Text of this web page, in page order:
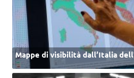
Mappe di visibilità dall’Italia